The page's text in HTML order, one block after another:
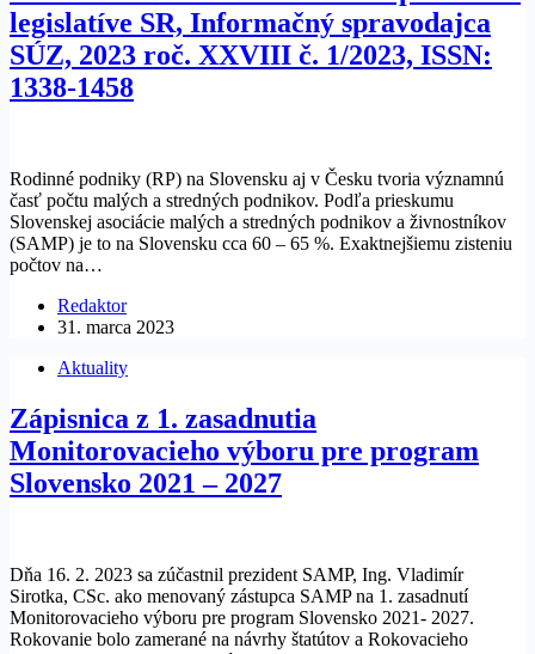
legislatíve SR, Informačný spravodajca
SÚZ, 2023 roč. XXVIII č. 1/2023, ISSN:
1338-1458
Rodinné podniky (RP) na Slovensku aj v Česku tvoria významnú
časť počtu malých a stredných podnikov. Podľa prieskumu
Slovenskej asociácie malých a stredných podnikov a živnostníkov
(SAMP) je to na Slovensku cca 60 – 65 %. Exaktnejšiemu zisteniu
počtov na…
Redaktor
31. marca 2023
Aktuality
Zápisnica z 1. zasadnutia
Monitorovacieho výboru pre program
Slovensko 2021 – 2027
Dňa 16. 2. 2023 sa zúčastnil prezident SAMP, Ing. Vladimír
Sirotka, CSc. ako menovaný zástupca SAMP na 1. zasadnutí
Monitorovacieho výboru pre program Slovensko 2021- 2027.
Rokovanie bolo zamerané na návrhy štatútov a Rokovacieho